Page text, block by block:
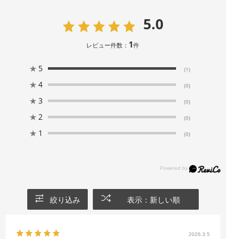
5.0
レビュー件数： 1件
★ 5 (1)
★ 4 (0)
★ 3 (0)
★ 2 (0)
★ 1 (0)
絞り込み 表示：新しい順
2026.3.5